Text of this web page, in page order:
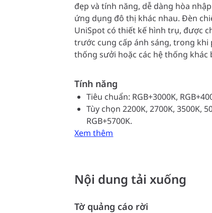
đẹp và tính năng, dễ dàng hòa
ứng dụng đô thị khác nhau. Đèn
UniSpot có thiết kế hình trụ, được
trước cung cấp ánh sáng, trong khi
thống sưởi hoặc các hệ thống khác
nên đơn giản và dễ dàng.
Tính năng
Tiêu chuẩn: RGB+3000K,
Tùy chọn 2200K, 2700K, 3500K,
RGB+5700K.
Xem thêm
Nội dung tải xuống
Tờ quảng cáo rời